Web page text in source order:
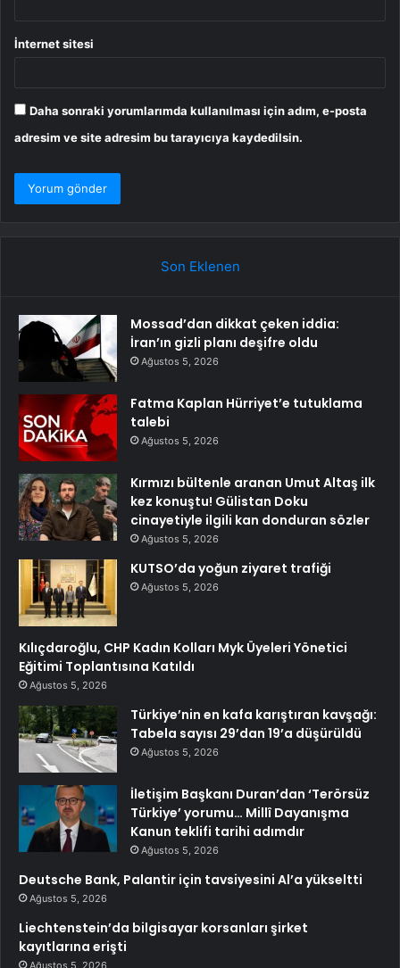
İnternet sitesi
Daha sonraki yorumlarımda kullanılması için adım, e-posta
adresim ve site adresim bu tarayıcıya kaydedilsin.
Son Eklenen
Mossad’dan dikkat çeken iddia:
İran’ın gizli planı deşifre oldu
Ağustos 5, 2026
Fatma Kaplan Hürriyet’e tutuklama
talebi
Ağustos 5, 2026
Kırmızı bültenle aranan Umut Altaş ilk
kez konuştu! Gülistan Doku
cinayetiyle ilgili kan donduran sözler
Ağustos 5, 2026
KUTSO’da yoğun ziyaret trafiği
Ağustos 5, 2026
Kılıçdaroğlu, CHP Kadın Kolları Myk Üyeleri Yönetici
Eğitimi Toplantısına Katıldı
Ağustos 5, 2026
Türkiye’nin en kafa karıştıran kavşağı:
Tabela sayısı 29’dan 19’a düşürüldü
Ağustos 5, 2026
İletişim Başkanı Duran’dan ‘Terörsüz
Türkiye’ yorumu… Millî Dayanışma
Kanun teklifi tarihi adımdır
Ağustos 5, 2026
Deutsche Bank, Palantir için tavsiyesini Al’a yükseltti
Ağustos 5, 2026
Liechtenstein’da bilgisayar korsanları şirket
kayıtlarına erişti
Ağustos 5, 2026